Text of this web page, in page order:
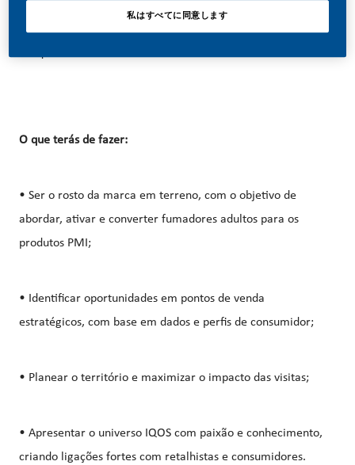
uma
pessoa com atitude, energia e foco em resultados - para
O que terás de fazer:
• Ser o rosto da marca em terreno, com o objetivo de
abordar, ativar e converter fumadores adultos para os
produtos PMI;
• Identificar oportunidades em pontos de venda
estratégicos, com base em dados e perfis de consumidor;
• Planear o território e maximizar o impacto das visitas;
• Apresentar o universo IQOS com paixão e conhecimento,
criando ligações fortes com retalhistas e consumidores.
私はすべてに同意します